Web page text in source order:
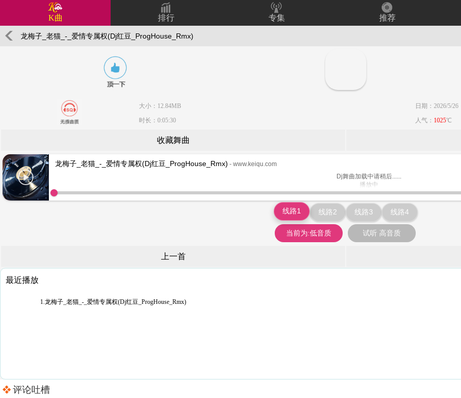
K曲 排行 专集 推荐
龙梅子_老猫_-_爱情专属权(Dj红豆_ProgHouse_Rmx)
大小：12.84MB
日期：2026/5/26
时长：0:05:30
人气： 1025℃
收藏舞曲
龙梅子_老猫_-_爱情专属权(Dj红豆_ProgHouse_Rmx) - www.keiqu.com
Dj舞曲加载中请稍后......
播放中
www.keiqu.com
线路1 线路2 线路3 线路4
当前为:低音质 试听 高音质
上一首
最近播放
1.龙梅子_老猫_-_爱情专属权(Dj红豆_ProgHouse_Rmx)
评论吐槽